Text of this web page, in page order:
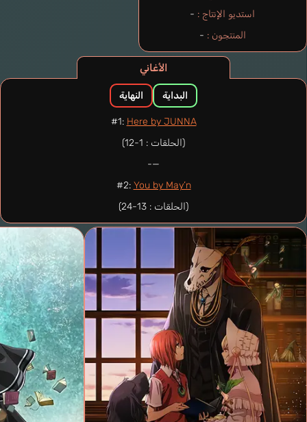
استديو الإنتاج : -
المنتجون : -
الأغاني
البداية النهاية
#1: Here by JUNNA
(الحلقات : 1-12)
—-
#2: You by May’n
(الحلقات : 13-24)